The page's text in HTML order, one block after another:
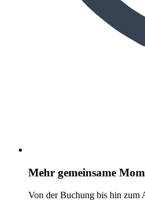
Mehr gemeinsame
Von der Buchung bis hin zum